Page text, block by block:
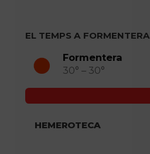
EL TEMPS A FORMENTERA
Formentera
30° – 30°
HEMEROTECA